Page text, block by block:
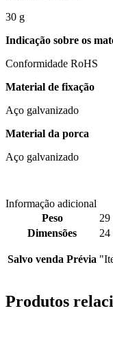
30 g
Indicação sobre os
Conformidade RoHS
Material de fixação
Aço galvanizado
Material da porca
Aço galvanizado
Informação adicional
Peso
29
Dimensões
24
Salvo venda Prévia
Produtos